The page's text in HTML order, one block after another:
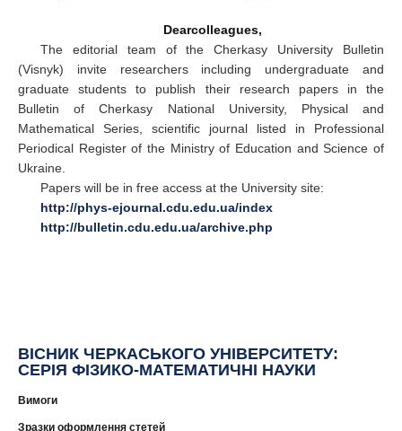
Dearcolleagues,
The editorial team of the Cherkasy University Bulletin
(Visnyk) invite researchers including undergraduate and
graduate students to publish their research papers in the
Bulletin of Cherkasy National University, Physical and
Mathematical Series, scientific journal listed in Professional
Periodical Register of the Ministry of Education and Science of
Ukraine.
Papers will be in free access at the University site:
http://phys-ejournal.cdu.edu.ua/index
http://bulletin.cdu.edu.ua/archive.php
ВІСНИК ЧЕРКАСЬКОГО УНІВЕРСИТЕТУ:
СЕРІЯ ФІЗИКО-МАТЕМАТИЧНІ НАУКИ
Вимоги
Зразки оформлення стетей